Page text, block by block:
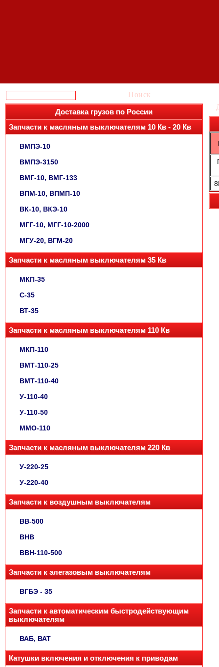
Поиск
Доставка грузов по России
Запчасти к масляным выключателям 10 Кв - 20 Кв
ВМПЭ-10
ВМПЭ-3150
ВМГ-10, ВМГ-133
ВПМ-10, ВПМП-10
ВК-10, ВКЭ-10
МГГ-10, МГГ-10-2000
МГУ-20, ВГМ-20
Запчасти к масляным выключателям 35 Кв
МКП-35
С-35
ВТ-35
Запчасти к масляным выключателям 110 Кв
МКП-110
ВМТ-110-25
ВМТ-110-40
У-110-40
У-110-50
ММО-110
Запчасти к масляным выключателям 220 Кв
У-220-25
У-220-40
Запчасти к воздушным выключателям
ВВ-500
ВНВ
ВВН-110-500
Запчасти к элегазовым выключателям
ВГБЭ - 35
Запчасти к автоматическим быстродействующим
выключателям
ВАБ, ВАТ
Катушки включения и отключения к приводам